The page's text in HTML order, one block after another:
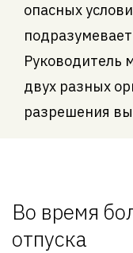
опасных
Руководитель
двух разных
разрешения
Во время
отпуска